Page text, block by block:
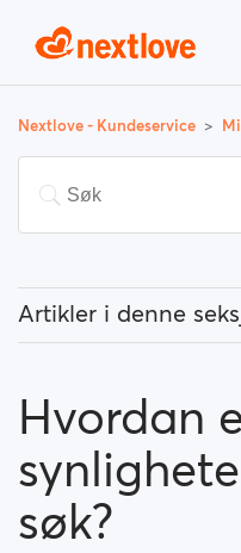
Nextlove - Kundeservice
Artikler i denne
Hvordan endrer jeg
Hvordan endrer
Hvordan endrer jeg
Hvordan
søk?